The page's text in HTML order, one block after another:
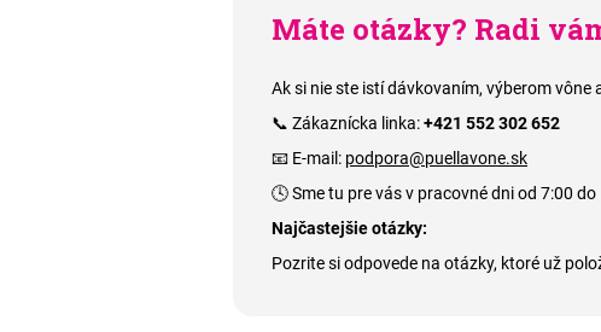
Máte otázky? Radi
Ak si nie ste istí dávkovaním, výberom
📞 Zákaznícka linka:+421 552 302 652
📧 E-mail: podpora@puellavone.sk
🕓 Sme tu pre vás v pracovné dni od 7:00 do
Najčastejšie otázky:
Pozrite si odpovede na otázky, ktoré už